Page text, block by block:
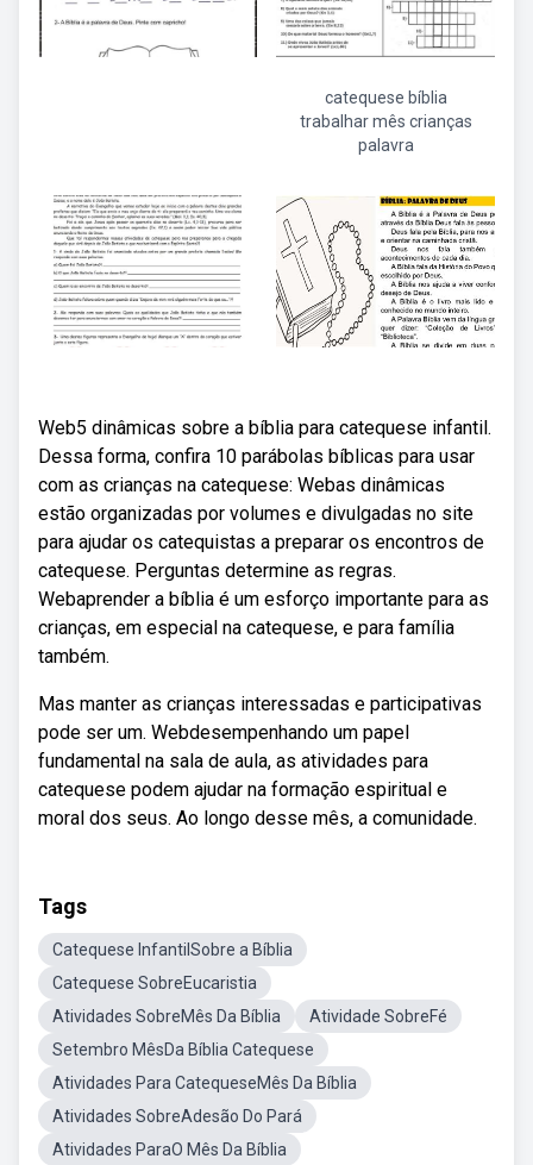
catequese bíblia
trabalhar mês crianças
palavra
Web5 dinâmicas sobre a bíblia para catequese infantil.
Dessa forma, confira 10 parábolas bíblicas para usar
com as crianças na catequese: Webas dinâmicas
estão organizadas por volumes e divulgadas no site
para ajudar os catequistas a preparar os encontros de
catequese. Perguntas determine as regras.
Webaprender a bíblia é um esforço importante para as
crianças, em especial na catequese, e para família
também.
Mas manter as crianças interessadas e participativas
pode ser um. Webdesempenhando um papel
fundamental na sala de aula, as atividades para
catequese podem ajudar na formação espiritual e
moral dos seus. Ao longo desse mês, a comunidade.
Tags
Catequese InfantilSobre a Bíblia
Catequese SobreEucaristia
Atividades SobreMês Da Bíblia
Atividade SobreFé
Setembro MêsDa Bíblia Catequese
Atividades Para CatequeseMês Da Bíblia
Atividades SobreAdesão Do Pará
Atividades ParaO Mês Da Bíblia